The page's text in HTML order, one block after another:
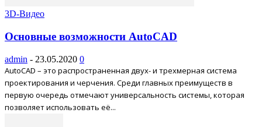
3D-Видео
Основные возможности AutoCAD
admin - 23.05.2020 0
AutoCAD – это распространенная двух- и трехмерная система
проектирования и черчения. Среди главных преимуществ в
первую очередь отмечают универсальность системы, которая
позволяет использовать её...